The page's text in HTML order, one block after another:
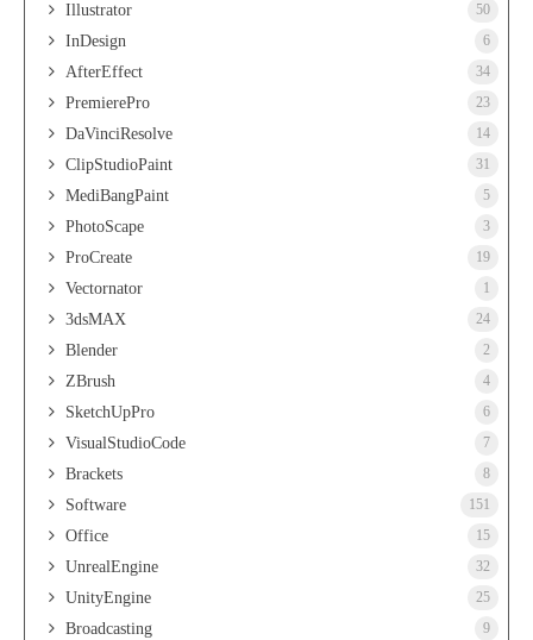
Illustrator 50
InDesign 6
AfterEffect 34
PremierePro 23
DaVinciResolve 14
ClipStudioPaint 31
MediBangPaint 5
PhotoScape 3
ProCreate 19
Vectornator 1
3dsMAX 24
Blender 2
ZBrush 4
SketchUpPro 6
VisualStudioCode 7
Brackets 8
Software 151
Office 15
UnrealEngine 32
UnityEngine 25
Broadcasting 9